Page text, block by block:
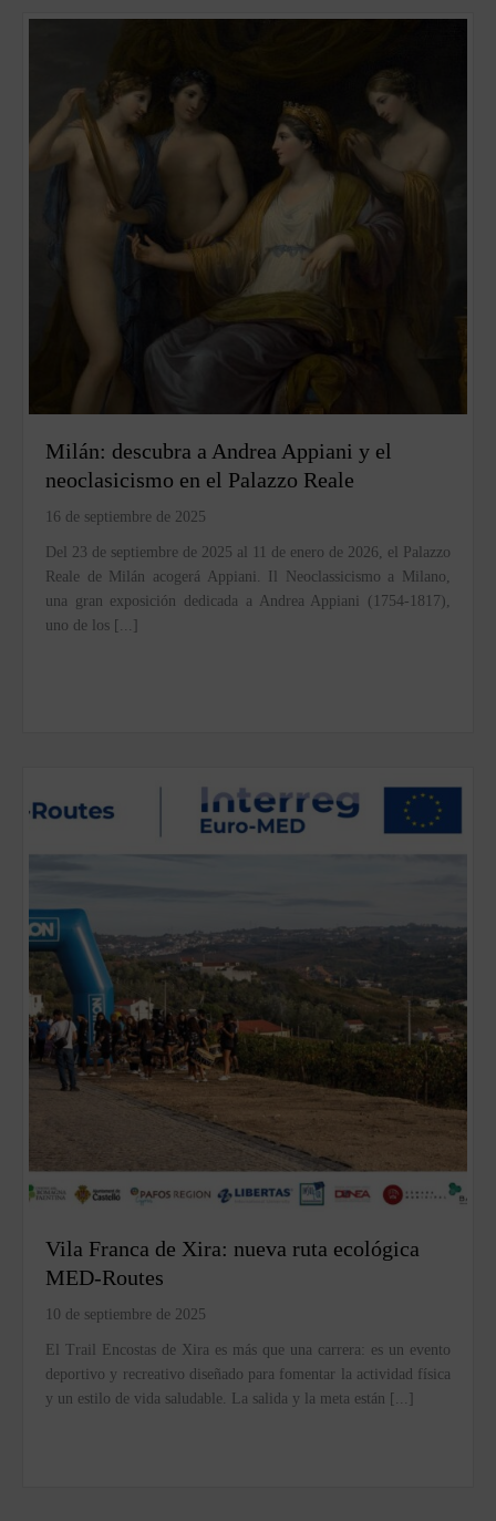
Milán: descubra a Andrea Appiani y el
neoclasicismo en el Palazzo Reale
16 de septiembre de 2025
Del 23 de septiembre de 2025 al 11 de enero de 2026, el Palazzo
Reale de Milán acogerá Appiani. Il Neoclassicismo a Milano,
una gran exposición dedicada a Andrea Appiani (1754-1817),
uno de los [...]
Vila Franca de Xira: nueva ruta ecológica
MED-Routes
10 de septiembre de 2025
El Trail Encostas de Xira es más que una carrera: es un evento
deportivo y recreativo diseñado para fomentar la actividad física
y un estilo de vida saludable. La salida y la meta están [...]